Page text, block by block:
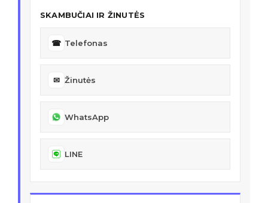
SKAMBUČIAI IR ŽINUTĖS
☎ Telefonas
✉ Žinutės
WhatsApp
LINE